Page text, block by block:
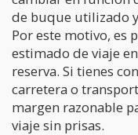
de buque utilizado
Por este motivo, es
estimado de viaje
reserva. Si tienes
carretera o
margen razonable
viaje sin prisas.